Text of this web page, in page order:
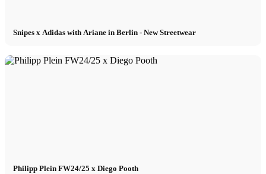
Snipes x Adidas with Ariane in Berlin - New Streetwear
Philipp Plein FW24/25 x Diego Pooth